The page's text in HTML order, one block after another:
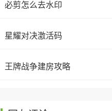
必剪怎么去水印
星耀对决激活码
王牌战争建房攻略